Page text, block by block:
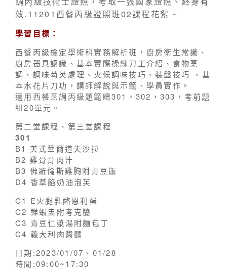
效. 11201西餐丙級證照班02課程花絮 ~
學習目標：
西餐丙級檢定學術科實務解析班，廚房衛生常識、
廚房器具認識、基本實際操練刀工介紹、食物烹
調、調味芶芡處理、火候調味技巧、裝盤技巧 、基
本水花片刀功，講師解說與示範、學員實作。
適用西餐烹調丙級題範疇301，302，303，考前題
組20單元。
第二堂課程、第三堂課程
301
B1 美式華爾道夫沙拉
B2 雞骨骨肉汁
B3 佛羅倫斯雞胸附青豆飯
D4 香草餡奶油泡芙
C1 E火腿乳酪恩利蛋
C2 鮮蝦盅附考克醬
C3 青豆仁漿湯附麵包丁
C4 義大利肉醬麵
日期:2023/01/07、01/28
時間:09:00~17:30